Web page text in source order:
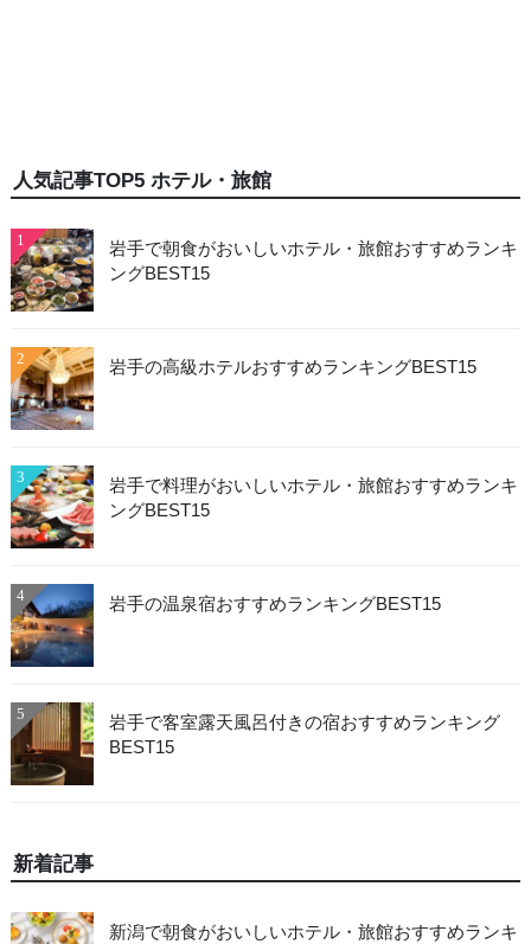
人気記事TOP5 ホテル・旅館
1
岩手で朝食がおいしいホテル・旅館おすすめランキ
ングBEST15
2 岩手の高級ホテルおすすめランキングBEST15
3
岩手で料理がおいしいホテル・旅館おすすめランキ
ングBEST15
4 岩手の温泉宿おすすめランキングBEST15
5
岩手で客室露天風呂付きの宿おすすめランキング
BEST15
新着記事
新潟で朝食がおいしいホテル・旅館おすすめランキ